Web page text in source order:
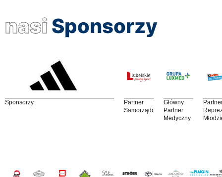
nasi Sponsorzy
Sponsorzy
Partner
Samorządowy
Główny
Partner
Medyczny